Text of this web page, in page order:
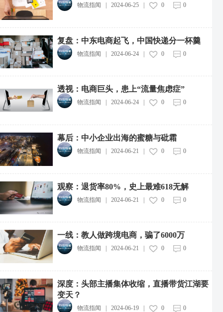
物流指闻 2024-06-25| 0 0
复盘：中东电商起飞，中国快递分一杯羹
物流指闻 | 2024-06-24| 0 0
透视：电商巨头，患上“流量焦虑症”
物流指闻 2024-06-24| 0 0
幕后：中小企业出海的蜜糖与砒霜
物流指闻 2024-06-21 0 0
观察：退货率80%，史上最难618无解
物流指闻 | 2024-06-21 | 0 0
一线：教人做跨境电商，骗了6000万
物流指闻 2024-06-21 0 0
深度：头部主播集体收缩，直播带货江湖要
变天？
物流指闻 2024-06-19| 0 0